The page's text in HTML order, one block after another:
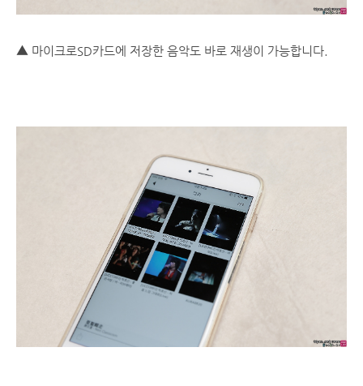
▲ 마이크로SD카드에 저장한 음악도 바로 재생이 가능합니다.